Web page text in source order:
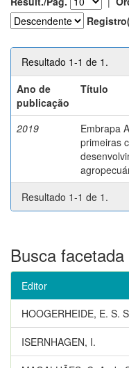
Resultado 1-1 de 1.
Ano de
publicação
Título
2019
Embrapa
primeiras
Resultado 1-1 de 1.
Busca facetada
Editor
HOOGERHEIDE, E. S.
ISERNHAGEN, I.